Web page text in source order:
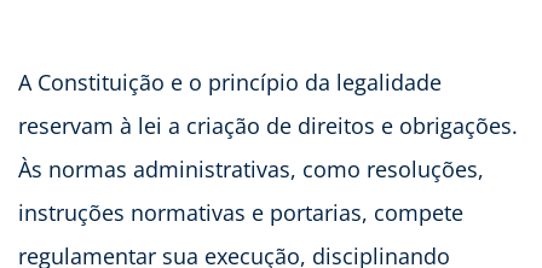
A Constituição e o princípio da legalidade
reservam à lei a criação de direitos e obrigações.
Às normas administrativas, como resoluções,
instruções normativas e portarias, compete
regulamentar sua execução, disciplinando